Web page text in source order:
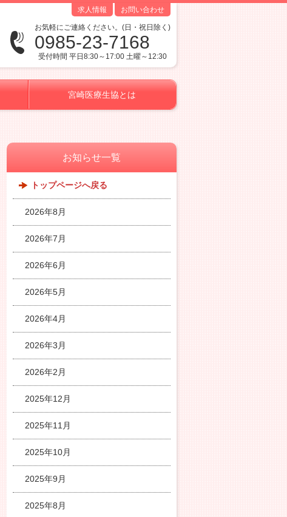
求人情報 お問い合わせ
お気軽にご連絡ください。(日・祝日除く)
0985-23-7168
受付時間 平日8:30～17:00 土曜～12:30
宮崎医療生協とは
お知らせ一覧
トップページへ戻る
2026年8月
2026年7月
2026年6月
2026年5月
2026年4月
2026年3月
2026年2月
2025年12月
2025年11月
2025年10月
2025年9月
2025年8月